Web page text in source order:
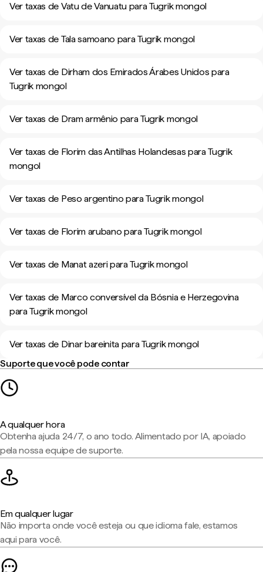
Ver taxas de Vatu de Vanuatu para Tugrik mongol
Ver taxas de Tala samoano para Tugrik mongol
Ver taxas de Dirham dos Emirados Árabes Unidos para
Tugrik mongol
Ver taxas de Dram armênio para Tugrik mongol
Ver taxas de Florim das Antilhas Holandesas para Tugrik
mongol
Ver taxas de Peso argentino para Tugrik mongol
Ver taxas de Florim arubano para Tugrik mongol
Ver taxas de Manat azeri para Tugrik mongol
Ver taxas de Marco conversível da Bósnia e Herzegovina
para Tugrik mongol
Ver taxas de Dinar bareinita para Tugrik mongol
Suporte que você pode contar
A qualquer hora
Obtenha ajuda 24/7, o ano todo. Alimentado por IA, apoiado
pela nossa equipe de suporte.
Em qualquer lugar
Não importa onde você esteja ou que idioma fale, estamos
aqui para você.